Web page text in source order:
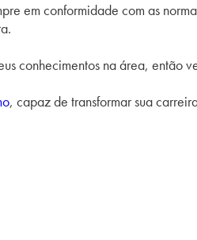
em conformidade com as
conhecimentos na área, então
, capaz de transformar sua